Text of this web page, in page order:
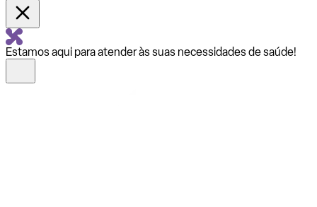
Estamos aqui para atender às suas necessidades de saúde!